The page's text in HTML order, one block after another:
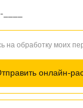
на обработку моих